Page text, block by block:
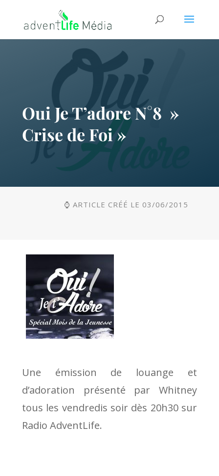
Oui Je T’adore N°8 »
Crise de Foi »
⌚ ARTICLE CRÉÉ LE 03/06/2015
Une émission de louange et
d’adoration présenté par Whitney
tous les vendredis soir dès 20h30 sur
Radio AdventLife.